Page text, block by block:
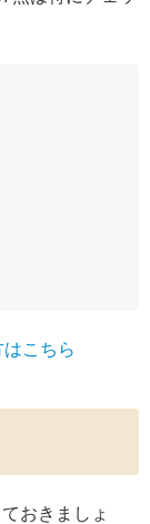
こちら
おきましょ